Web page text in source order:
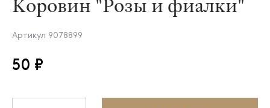
Артикул 9078899
50 ₽